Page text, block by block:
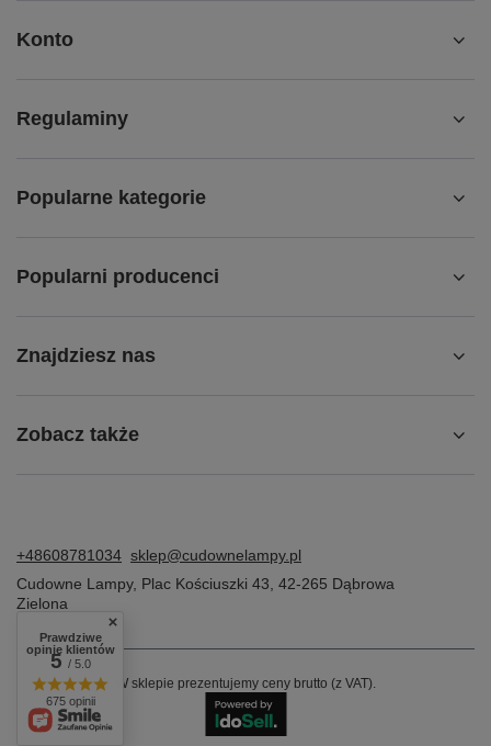
Konto
Regulaminy
Popularne kategorie
Popularni producenci
Znajdziesz nas
Zobacz także
+48608781034 sklep@cudownelampy.pl
Cudowne Lampy, Plac Kościuszki 43 42-265 Dąbrowa
Zielona
W sklepie prezentujemy ceny brutto (z VAT).
Prawdziwe
opinie klientów
5/ 5.0
675 opinii